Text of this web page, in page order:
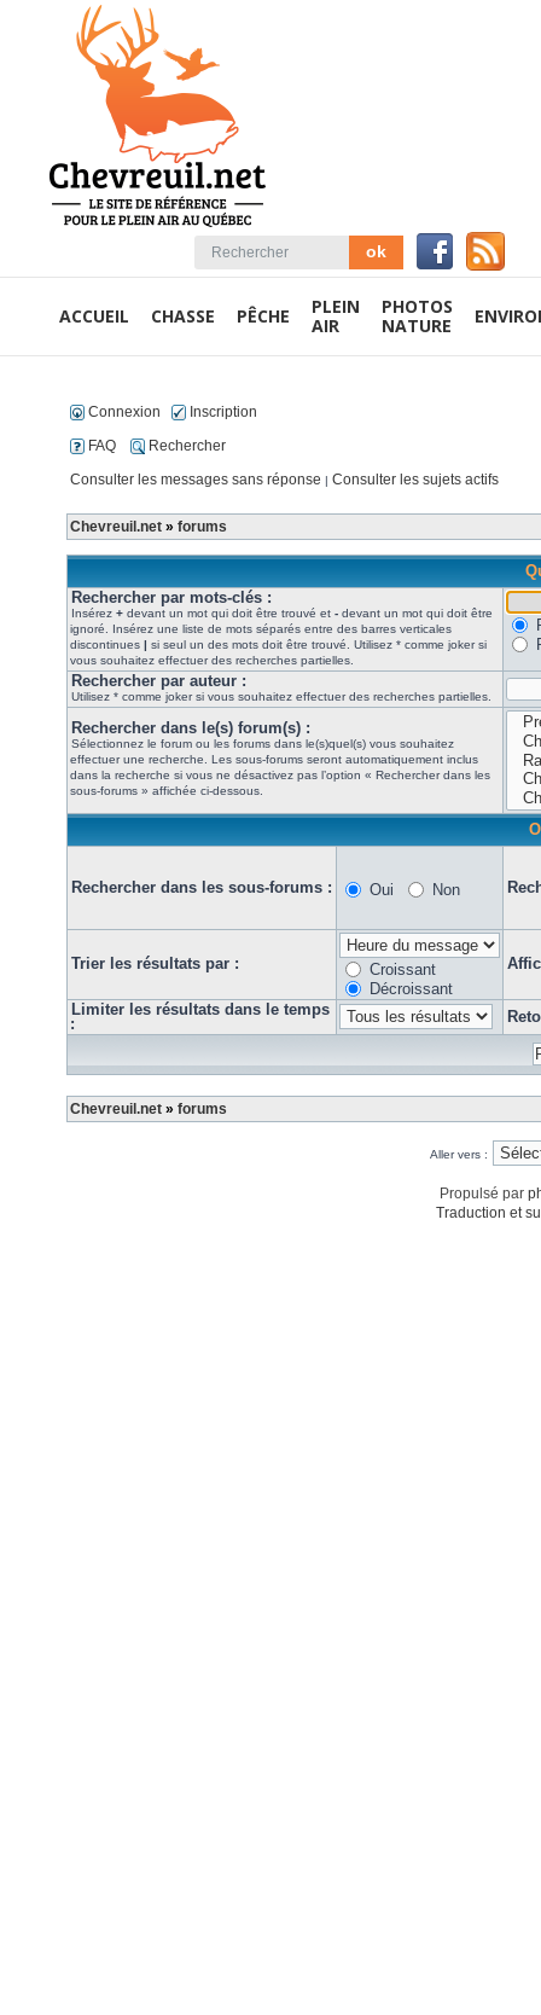
ACCUEIL CHASSE PÊCHE
PLEIN
AIR
PHOTOS
NATURE
Connexion
Inscription
FAQ
Rechercher
Consulter les messages sans réponse | Consulter les sujets actifs
Chevreuil.net » forums
Rechercher par mots-clés :
Insérez + devant un mot qui doit être trouvé et - devant un mot qui doit être
ignoré. Insérez une liste de mots séparés entre des barres verticales
discontinues | si seul un des mots doit être trouvé. Utilisez * comme joker si
vous souhaitez effectuer des recherches partielles.
Rechercher par auteur :
Utilisez * comme joker si vous souhaitez effectuer des recherches partielles.
Rechercher dans le(s) forum(s) :
Sélectionnez le forum ou les forums dans le(s)quel(s) vous souhaitez
effectuer une recherche. Les sous-forums seront automatiquement inclus
dans la recherche si vous ne désactivez pas l’option « Rechercher dans les
sous-forums » affichée ci-dessous.
Rechercher dans les sous-forums : Oui Non
Trier les résultats par :
Croissant
Décroissant
Limiter les résultats dans le temps
:
Chevreuil.net » forums
Aller vers :
Propulsé par
Traduction et